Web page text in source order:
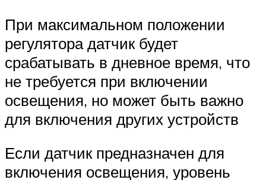
При максимальном положении
регулятора датчик будет
срабатывать в дневное время, что
не требуется при включении
освещения, но может быть важно
для включения других устройств
Если датчик предназначен для
включения освещения, уровень